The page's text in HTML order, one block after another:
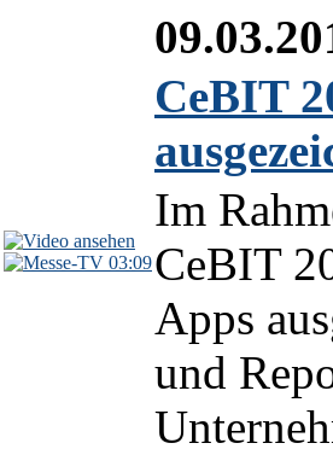
03:09
CeBIT
Im
CeBIT
Apps
und